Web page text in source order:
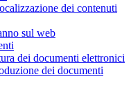
dei contenuti
sul web
dei documenti elettronici
dei documenti